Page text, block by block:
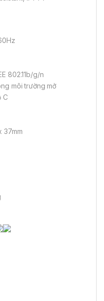
802.11b/g/n
môi trường mở
C
37mm